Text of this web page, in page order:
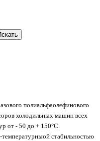
полиальфаолефинового
холодильных машин всех
от - 50 до + 150°С.
температурныой стабильностью